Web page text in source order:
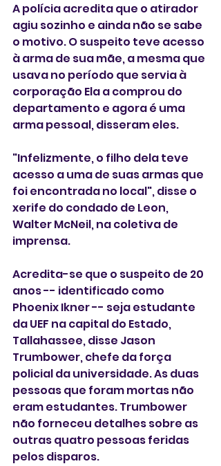
A polícia acredita que o atirador
agiu sozinho e ainda não se sabe
o motivo. O suspeito teve acesso
à arma de sua mãe, a mesma que
usava no período que servia à
corporação Ela a comprou do
departamento e agora é uma
arma pessoal, disseram eles.
"Infelizmente, o filho dela teve
acesso a uma de suas armas que
foi encontrada no local", disse o
xerife do condado de Leon,
Walter McNeil, na coletiva de
imprensa.
Acredita-se que o suspeito de 20
anos -- identificado como
Phoenix Ikner -- seja estudante
da UEF na capital do Estado,
Tallahassee, disse Jason
Trumbower, chefe da força
policial da universidade. As duas
pessoas que foram mortas não
eram estudantes. Trumbower
não forneceu detalhes sobre as
outras quatro pessoas feridas
pelos disparos.